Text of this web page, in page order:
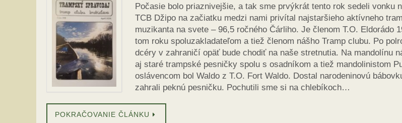
Počasie bolo priaznivejšie, a tak sme prvýkrát tento rok sedeli vonku
TCB Džipo na začiatku medzi nami privítal najstaršieho aktívneho
muzikanta na svete – 96,5 ročného Čárliho. Je členom T.O. Eldorádo
tom roku spoluzakladateľom a tiež členom nášho Tramp clubu. Po
dcéry v zahraničí opäť bude chodiť na naše stretnutia. Na mandolínu
aj staré trampské pesničky spolu s osadníkom a tiež mandolinistom
oslávencom bol Waldo z T.O. Fort Waldo. Dostal narodeninovú
zahrali peknú pesničku. Pochutili sme si na chlebíkoch…
POKRAČOVANIE ČLÁNKU